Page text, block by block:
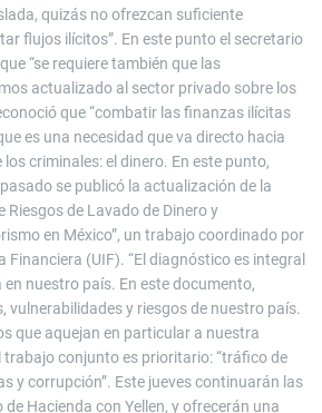
quizás no ofrezcan suficiente
flujos ilícitos”. En este punto el secretario
“se requiere también que las
actualizado al sector privado sobre los
que “combatir las finanzas ilícitas
es una necesidad que va directo hacia
criminales: el dinero. En este punto,
se publicó la actualización de la
Riesgos de Lavado de Dinero y
en México”, un trabajo coordinado por
Financiera (UIF). “El diagnóstico es integral
nuestro país. En este documento,
vulnerabilidades y riesgos de nuestro país.
que aquejan en particular a nuestra
trabajo conjunto es prioritario: “tráfico de
y corrupción”. Este jueves continuarán las
Hacienda con Yellen, y ofrecerán una